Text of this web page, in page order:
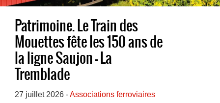
Patrimoine. Le Train des
Mouettes fête les 150 ans de
la ligne Saujon – La
Tremblade
27 juillet 2026 -Associations ferroviaires